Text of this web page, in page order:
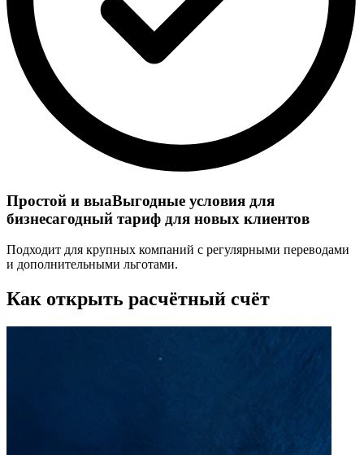
Простой и выaВыгодные условия для
бизнесагодный тариф для новых клиентов
Подходит для крупных компаний с регулярными переводами
и дополнительными льготами.
Как открыть расчётный счёт